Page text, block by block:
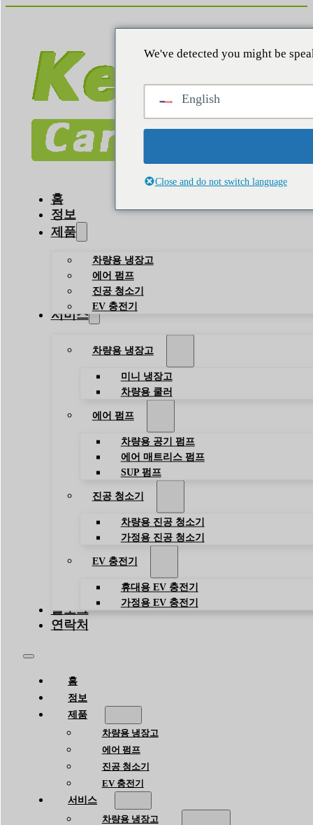
홈
정보
제품
차량용 냉장고
에어 펌프
진공 청소기
EV 충전기
서비스
차량용 냉장고
미니 냉장고
차량용 쿨러
에어 펌프
차량용 공기 펌프
에어 매트리스 펌프
SUP 펌프
진공 청소기
차량용 진공 청소기
가정용 진공 청소기
EV 충전기
휴대용 EV 충전기
가정용 EV 충전기
블로그
연락처
홈
정보
제품
차량용 냉장고
에어 펌프
진공 청소기
EV 충전기
서비스
차량용 냉장고
We've detected you might be
English
Close and do not switch language